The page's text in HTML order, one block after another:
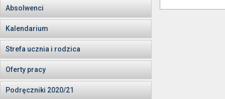
Absolwenci
Kalendarium
Strefa ucznia i rodzica
Oferty pracy
Podręczniki 2020/21